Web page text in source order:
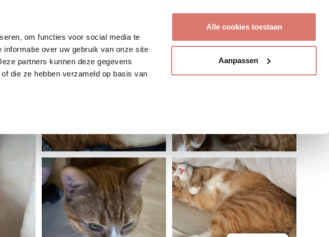
om functies voor social media te
over uw gebruik van onze site
partners kunnen deze gegevens
die ze hebben verzameld op basis van
Alle cookies toestaan
Aanpassen